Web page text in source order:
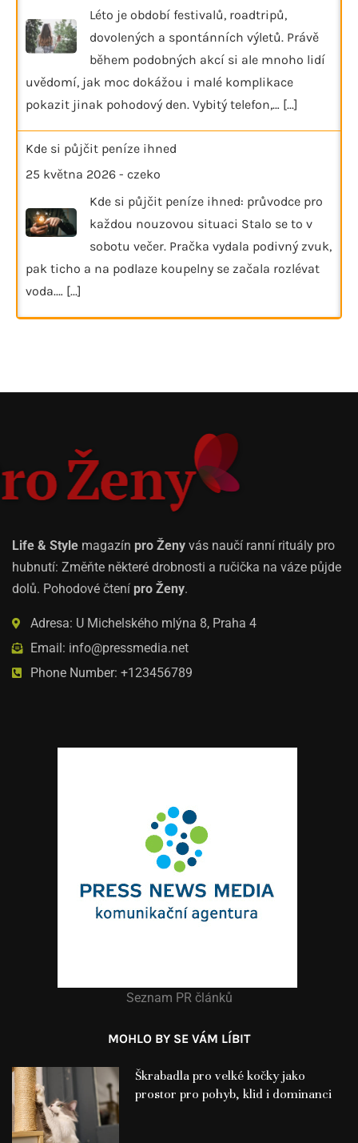
Léto je období festivalů, roadtripů,
dovolených a spontánních výletů. Právě
během podobných akcí si ale mnoho lidí
uvědomí, jak moc dokážou i malé komplikace
pokazit jinak pohodový den. Vybitý telefon,… [...]
Kde si půjčit peníze ihned
25 května 2026 - czeko
Kde si půjčit peníze ihned: průvodce pro
každou nouzovou situaci Stalo se to v
sobotu večer. Pračka vydala podivný zvuk,
pak ticho a na podlaze koupelny se začala rozlévat
voda.… [...]
Life & Style magazín pro Ženy vás naučí ranní rituály pro
hubnutí: Změňte některé drobnosti a ručička na váze půjde
dolů. Pohodové čtení pro Ženy.
Adresa: U Michelského mlýna 8, Praha 4
Email: info@pressmedia.net
Phone Number: +123456789
Seznam PR článků
MOHLO BY SE VÁM LÍBIT
Škrabadla pro velké kočky jako
prostor pro pohyb, klid i dominanci